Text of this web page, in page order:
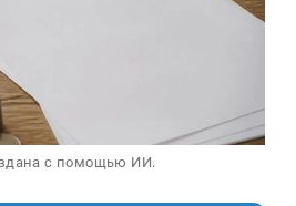
с помощью ИИ.